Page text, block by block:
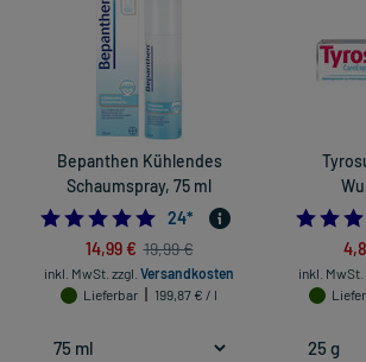
Bepanthen Kühlendes
Schaumspray, 75 ml
4.958333333333333
24*
14,99 € 19,99 €
inkl. MwSt. zzgl. Versandkosten
Lieferbar
199,87 € / l
inkl. MwSt.